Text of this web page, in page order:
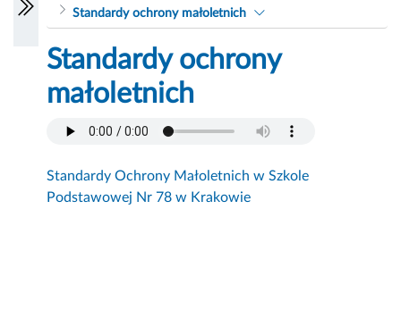
Standardy ochrony małoletnich
Standardy ochrony
małoletnich
Standardy Ochrony Małoletnich w Szkole
Podstawowej Nr 78 w Krakowie